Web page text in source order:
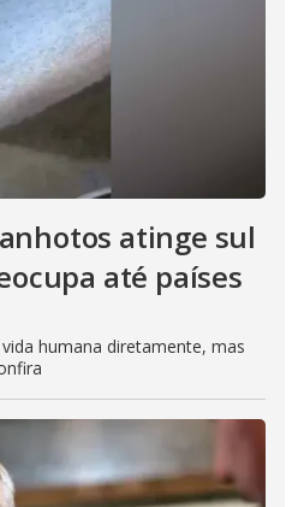
atinge sul
até países
humana diretamente, mas